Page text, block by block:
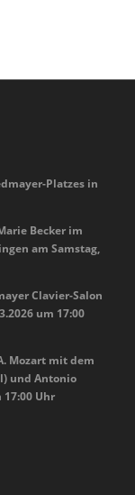
Platzes in
Becker im
am Samstag,
Clavier-Salon
um 17:00
Mozart mit dem
und Antonio
Uhr